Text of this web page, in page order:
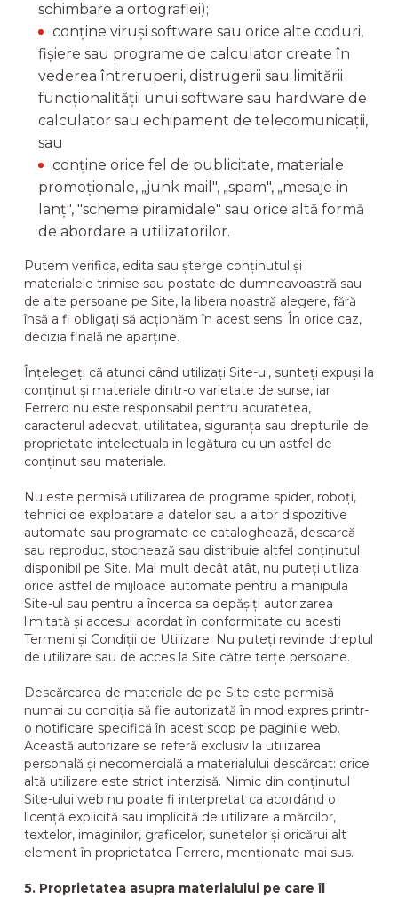
schimbare a ortografiei);
conține viruși software sau orice alte coduri,
fișiere sau programe de calculator create în
vederea întreruperii, distrugerii sau limitării
funcționalității unui software sau hardware de
calculator sau echipament de telecomunicații,
sau
conține orice fel de publicitate, materiale
promoționale, „junk mail", „spam", „mesaje in
lanț", "scheme piramidale" sau orice altă formă
de abordare a utilizatorilor.
Putem verifica, edita sau șterge conținutul și
materialele trimise sau postate de dumneavoastră sau
de alte persoane pe Site, la libera noastră alegere, fără
însă a fi obligați să acționăm în acest sens. În orice caz,
decizia finală ne aparține.
Înțelegeți că atunci când utilizați Site-ul, sunteți expuși la
conținut și materiale dintr-o varietate de surse, iar
Ferrero nu este responsabil pentru acuratețea,
caracterul adecvat, utilitatea, siguranța sau drepturile de
proprietate intelectuala in legătura cu un astfel de
conținut sau materiale.
Nu este permisă utilizarea de programe spider, roboți,
tehnici de exploatare a datelor sau a altor dispozitive
automate sau programate ce cataloghează, descarcă
sau reproduc, stochează sau distribuie altfel conținutul
disponibil pe Site. Mai mult decât atât, nu puteți utiliza
orice astfel de mijloace automate pentru a manipula
Site-ul sau pentru a încerca sa depășiți autorizarea
limitată și accesul acordat în conformitate cu acești
Termeni și Condiții de Utilizare. Nu puteți revinde dreptul
de utilizare sau de acces la Site către terțe persoane.
Descărcarea de materiale de pe Site este permisă
numai cu condiția să fie autorizată în mod expres printr-
o notificare specifică în acest scop pe paginile web.
Această autorizare se referă exclusiv la utilizarea
personală și necomercială a materialului descărcat: orice
altă utilizare este strict interzisă. Nimic din conținutul
Site-ului web nu poate fi interpretat ca acordând o
licență explicită sau implicită de utilizare a mărcilor,
textelor, imaginilor, graficelor, sunetelor și oricărui alt
element în proprietatea Ferrero, menționate mai sus.
5. Proprietatea asupra materialului pe care îl